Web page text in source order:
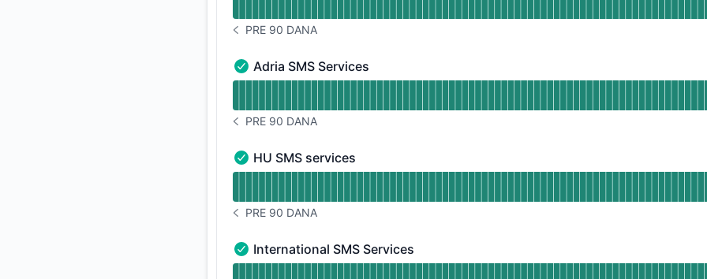
ISTORIJA OBAVEŠTENJA PRE 90 DANA
PRE 90 DANA
Adria SMS Services - Funkcioniše
Adria SMS Services
ISTORIJA OBAVEŠTENJA PRE 90 DANA
PRE 90 DANA
HU SMS services - Funkcioniše
HU SMS services
ISTORIJA OBAVEŠTENJA PRE 90 DANA
PRE 90 DANA
International SMS Services - Funkcioniše
International SMS Services